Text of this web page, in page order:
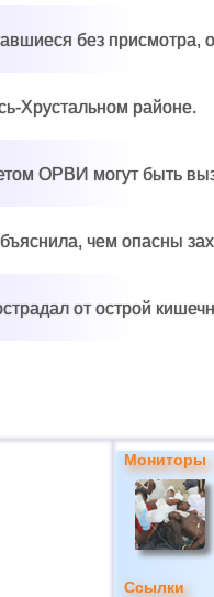
без присмотра,
Хрустальном районе.
ОРВИ могут быть
чем опасны
от острой
Мониторы
Ссылки